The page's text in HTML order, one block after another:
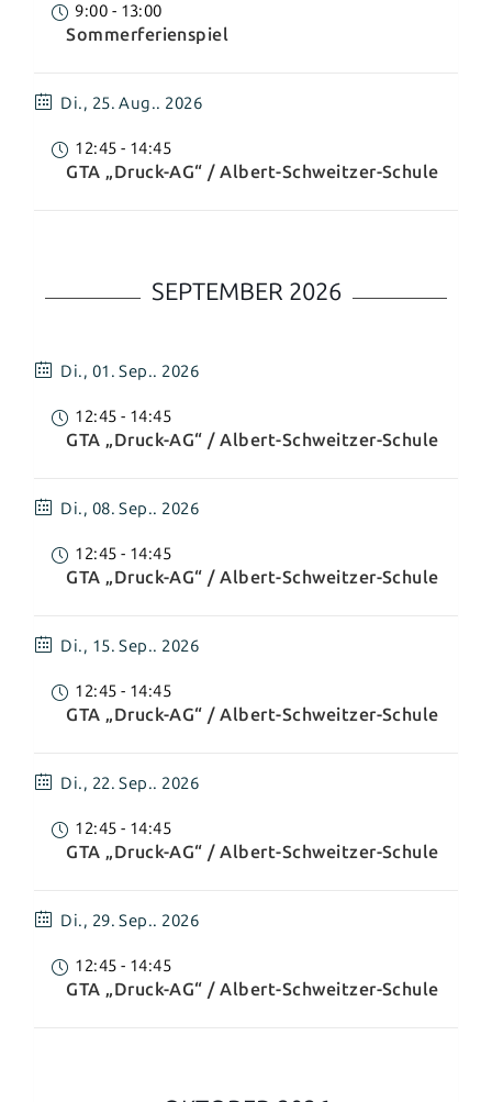
9:00 - 13:00
Sommerferienspiel
Di., 25. Aug.. 2026
12:45 - 14:45
GTA „Druck-AG“ / Albert-Schweitzer-Schule
SEPTEMBER 2026
Di., 01. Sep.. 2026
12:45 - 14:45
GTA „Druck-AG“ / Albert-Schweitzer-Schule
Di., 08. Sep.. 2026
12:45 - 14:45
GTA „Druck-AG“ / Albert-Schweitzer-Schule
Di., 15. Sep.. 2026
12:45 - 14:45
GTA „Druck-AG“ / Albert-Schweitzer-Schule
Di., 22. Sep.. 2026
12:45 - 14:45
GTA „Druck-AG“ / Albert-Schweitzer-Schule
Di., 29. Sep.. 2026
12:45 - 14:45
GTA „Druck-AG“ / Albert-Schweitzer-Schule